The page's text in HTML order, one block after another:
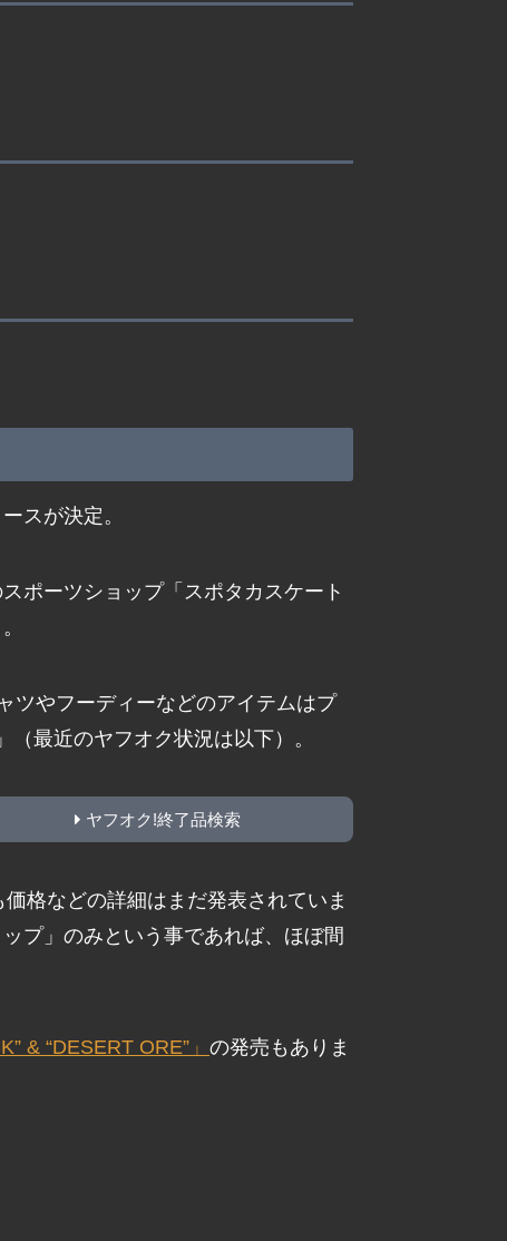
スが決定。
ポーツショップ「スポタカスケート
ツやフーディーなどのアイテムはプ
最近のヤフオク状況は以下）。
ヤフオク!終了品検索
格などの詳細はまだ発表されていま
プ」のみという事であれば、ほぼ間
& “DESERT ORE”」 の発売もありま